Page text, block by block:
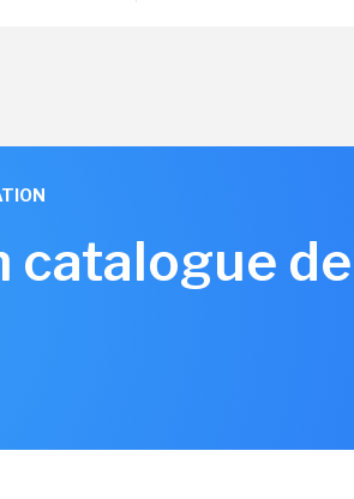
catalogue de